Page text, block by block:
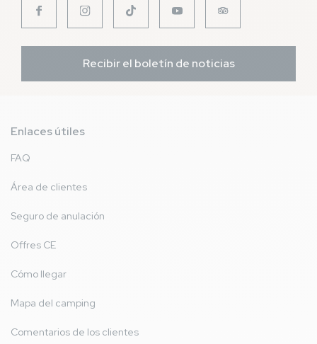
Recibir el boletín de noticias
Enlaces útiles
FAQ
Área de clientes
Seguro de anulación
Offres CE
Cómo llegar
Mapa del camping
Comentarios de los clientes